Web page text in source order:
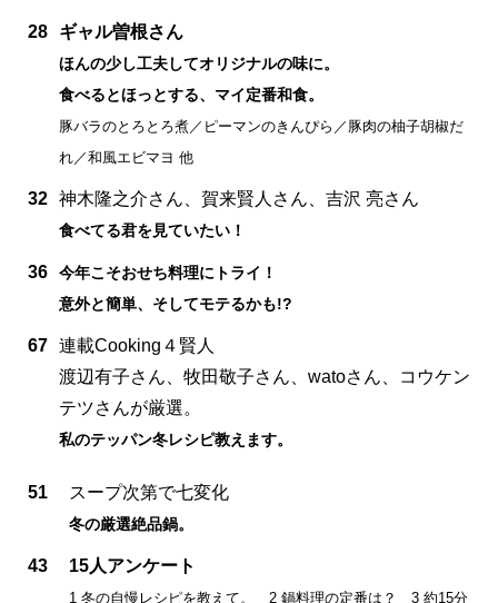
28 ギャル曽根さん
ほんの少し工夫してオリジナルの味に。
食べるとほっとする、マイ定番和食。
豚バラのとろとろ煮／ピーマンのきんぴら／豚肉の柚子胡椒だ
れ／和風エビマヨ 他
32 神木隆之介さん、賀来賢人さん、吉沢 亮さん
食べてる君を見ていたい！
36
今年こそおせち料理にトライ！
意外と簡単、そしてモテるかも!?
67 連載Cooking４賢人
渡辺有子さん、牧田敬子さん、watoさん、コウケン
テツさんが厳選。
私のテッパン冬レシピ教えます。
51 スープ次第で七変化
冬の厳選絶品鍋。
43 15人アンケート
1 冬の自慢レシピを教えて。 2 鍋料理の定番は？ 3 約15分